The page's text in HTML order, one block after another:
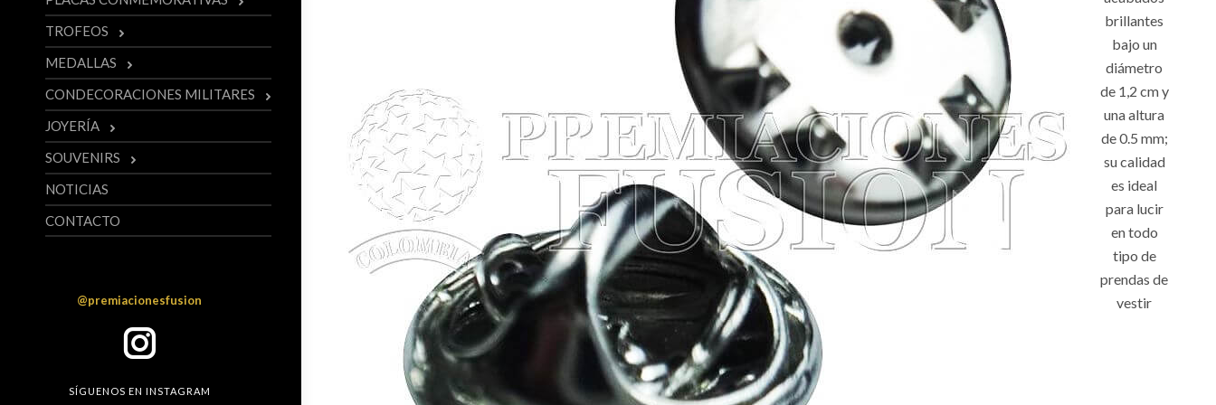
TROFEOS
MEDALLAS
CONDECORACIONES MILITARES
JOYERÍA
SOUVENIRS
NOTICIAS
CONTACTO
brillantes
bajo un
diámetro
de 1,2 cm y
una altura
de 0.5 mm;
su calidad
es ideal
para lucir
en todo
tipo de
prendas de
vestir